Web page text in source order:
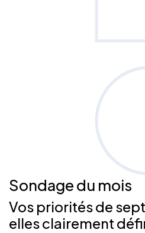
Sondagedu mois
Vos priorités de
elles clairement